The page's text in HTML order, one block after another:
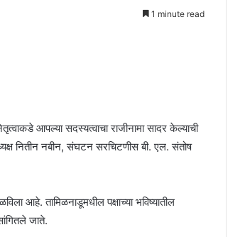
1 minute read
आपल्या सदस्यत्वाचा राजीनामा सादर केल्याची
अध्यक्ष नितीन नबीन, संघटन सरचिटणीस बी. एल. संतोष
आहे. तामिळनाडूमधील पक्षाच्या भविष्यातील
जाते.